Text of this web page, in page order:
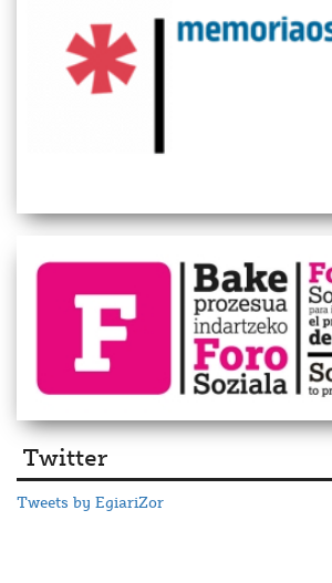
Twitter
Tweets by EgiariZor